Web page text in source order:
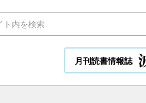
月刊読書情報誌